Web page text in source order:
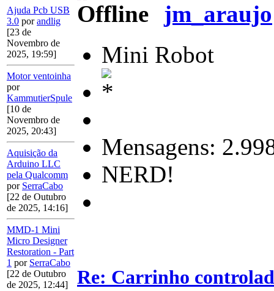
Ajuda Pcb USB
3.0 porandlig
[23 de
Novembro de
2025, 19:59]
Motor ventoinha
por
KammutierSpule
[10 de
Novembro de
2025, 20:43]
Aquisição da
Arduino LLC
pela Qualcomm
por SerraCabo
[22 de Outubro
de 2025, 14:16]
MMD-1 Mini
Micro Designer
Restoration - Part
1 por SerraCabo
[22 de Outubro
de 2025, 12:44]
jm_araujo
Mini Robot
Mensagens:
NERD!
Re: Carrinho